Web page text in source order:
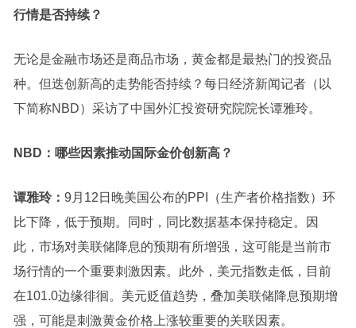
行情是否持续？
无论是金融市场还是商品市场，黄金都是最热门的投资品
种。但迭创新高的走势能否持续？每日经济新闻记者（以
下简称NBD）采访了中国外汇投资研究院院长谭雅玲。
NBD： 哪些因素推动国际金价创新高？
谭雅玲： 9月12日晚美国公布的PPI（生产者价格指数）环
比下降，低于预期。同时，同比数据基本保持稳定。因
此，市场对美联储降息的预期有所增强，这可能是当前市
场行情的一个重要刺激因素。此外，美元指数走低，目前
在101.0边缘徘徊。 美元贬值趋势，叠加美联储降息预期增
强，可能是刺激黄金价格上涨较重要的关联因素。